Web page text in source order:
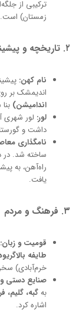
ترکیبی از
زمستان) است.
۲. تاریخچه و پیشینه
نام کهن:
اندیمشک بر
اندامیشن)
لور: لور شهری
داشت و
نامگذاری
راه‌آهن، به
یافت.
۳. فرهنگ و مردم
قومیت و زبان:
طایفه
خرم‌آبادی)
صنایع دستی
بهگبه،
اشاره کرد.